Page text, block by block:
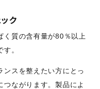
ク
く質の含有量が80％以上
。
ンスを整えたい方にとっ
つながります。製品によ